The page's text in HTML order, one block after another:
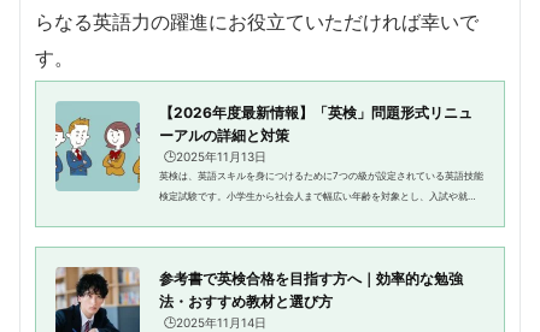
らなる英語力の躍進にお役立ていただければ幸いで
す。
【2026年度最新情報】「英検」問題形式リニュ
ーアルの詳細と対策
🕒️2025年11月13日
英検は、英語スキルを身につけるために7つの級が設定されている英語技能
検定試験です。小学生から社会人まで幅広い年齢を対象とし、入試や就職
参考書で英検合格を目指す方へ｜効率的な勉強
法・おすすめ教材と選び方
🕒️2025年11月14日